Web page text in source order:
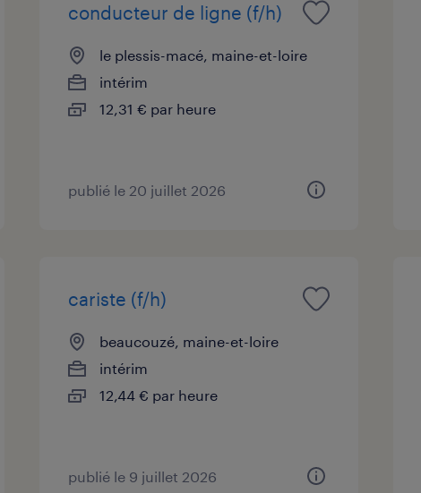
conducteur de ligne (f/h)
le plessis-macé, maine-et-loire
intérim
12,31 € par heure
publié le 20 juillet 2026
cariste (f/h)
beaucouzé, maine-et-loire
intérim
12,44 € par heure
publié le 9 juillet 2026